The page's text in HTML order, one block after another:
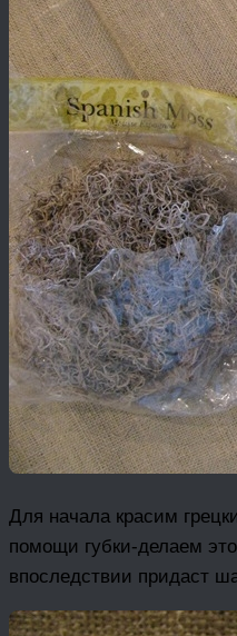
Для начала красим
помощи губки-делаем
впоследствии придаст